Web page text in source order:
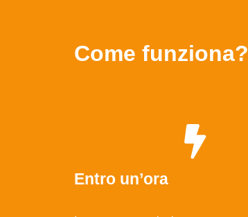
Come funziona?
Entro un’ora